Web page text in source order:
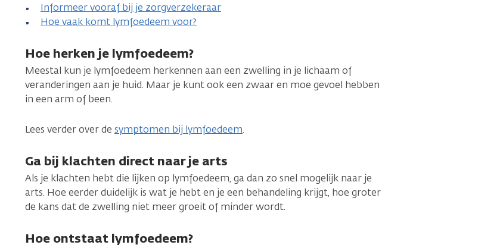
Informeer vooraf bij je zorgverzekeraar
Hoe vaak komt lymfoedeem voor?
Hoe herken je lymfoedeem?
Meestal kun je lymfoedeem herkennen aan een zwelling in je lichaam of
veranderingen aan je huid. Maar je kunt ook een zwaar en moe gevoel hebben
in een arm of been.
Lees verder over de symptomen bij lymfoedeem.
Ga bij klachten direct naar je arts
Als je klachten hebt die lijken op lymfoedeem, ga dan zo snel mogelijk naar je
arts. Hoe eerder duidelijk is wat je hebt en je een behandeling krijgt, hoe groter
de kans dat de zwelling niet meer groeit of minder wordt.
Hoe ontstaat lymfoedeem?